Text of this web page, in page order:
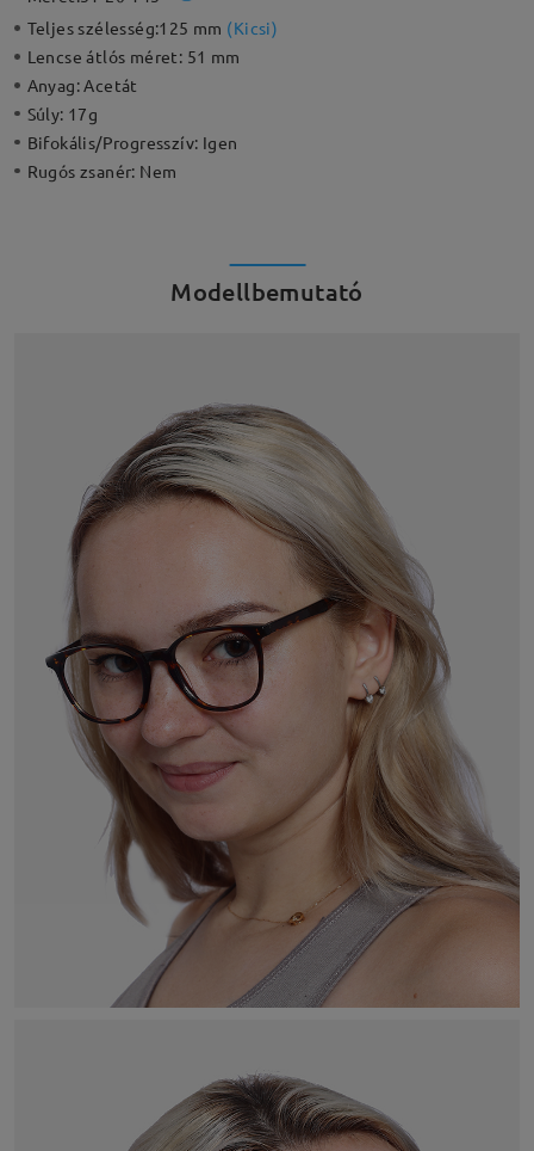
eyeglasses valódi mintája kissé eltérhet a képen láthatótól.
Teljes szélesség:125 mm (Kicsi)
Lencse átlós méret: 51 mm
Anyag:Acetát
Súly: 17g
Bifokális/Progresszív: Igen
Rugós zsanér: Nem
Modellbemutató